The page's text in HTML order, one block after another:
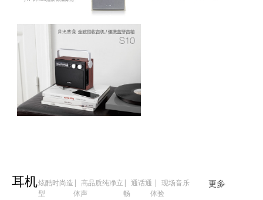
| 高品质纯净立
体声
更多
耳机
| 现场音乐
体验
炫酷时尚造
型
| 通话通
畅